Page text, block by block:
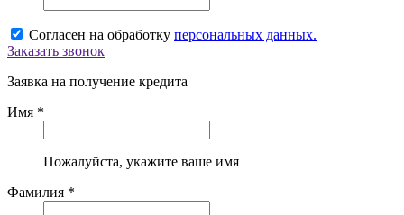
Согласен на обработку персональных данных.
Заказать звонок
Заявка на получение кредита
Имя *
Пожалуйста, укажите ваше имя
Фамилия *